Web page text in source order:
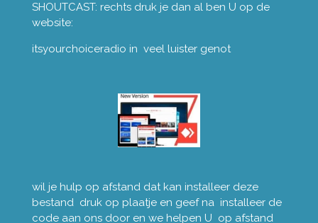
SHOUTCAST: rechts druk je dan al ben U op de
website:
itsyourchoiceradio in veel luister genot
wil je hulp op afstand dat kan installeer deze
bestand druk op plaatje en geef na installeer de
code aan ons door en we helpen U op afstand